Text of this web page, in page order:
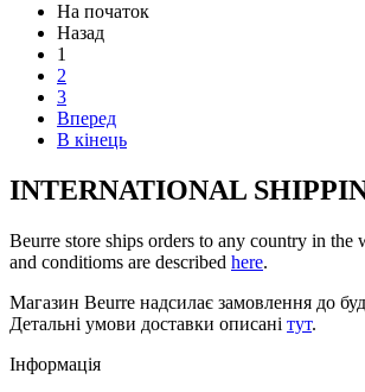
На початок
Назад
1
2
3
Вперед
В кінець
INTERNATIONAL
Beurre store ships orders to any country in the
and conditioms are described here.
Магазин Beurre надсилає замовлення до
Детальні умови доставки описані тут.
Інформація